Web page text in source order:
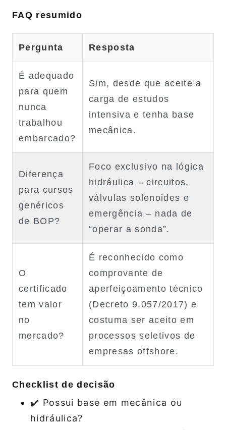
FAQ resumido
Pergunta Resposta
É adequado
para quem
nunca
trabalhou
embarcado?
Sim, desde que aceite a
carga de estudos
intensiva e tenha base
mecânica.
Diferença
para cursos
genéricos
de BOP?
Foco exclusivo na lógica
hidráulica – circuitos,
válvulas solenoides e
emergência – nada de
“operar a sonda”.
O
certificado
tem valor
no
mercado?
É reconhecido como
comprovante de
aperfeiçoamento técnico
(Decreto 9.057/2017) e
costuma ser aceito em
processos seletivos de
empresas offshore.
Checklist de decisão
✔️ Possui base em mecânica ou
hidráulica?